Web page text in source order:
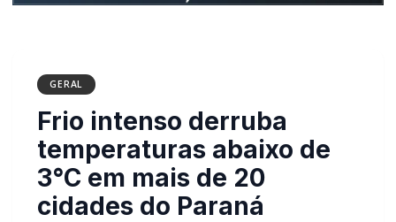
GERAL
Frio intenso derruba
temperaturas abaixo de
3°C em mais de 20
cidades do Paraná